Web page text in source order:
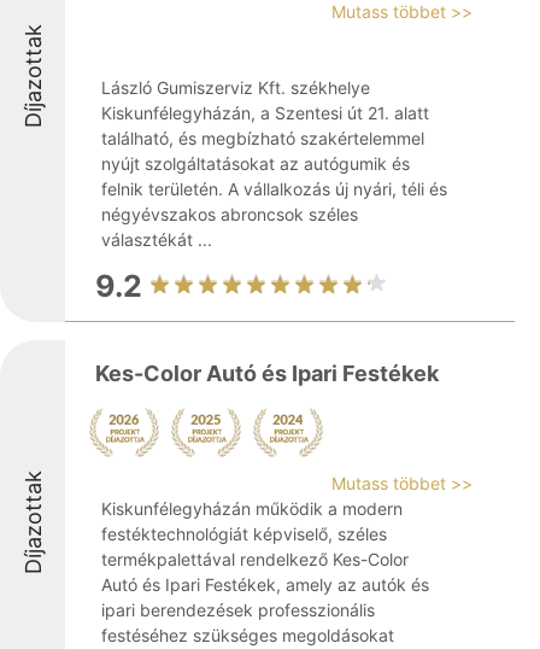
Díjazottak
Mutass többet >>
László Gumiszerviz Kft. székhelye
Kiskunfélegyházán, a Szentesi út 21. alatt
található, és megbízható szakértelemmel
nyújt szolgáltatásokat az autógumik és
felnik területén. A vállalkozás új nyári, téli és
négyévszakos abroncsok széles
választékát ...
9.2
Díjazottak
Kes-Color Autó és Ipari Festékek
Mutass többet >>
Kiskunfélegyházán működik a modern
festéktechnológiát képviselő, széles
termékpalettával rendelkező Kes-Color
Autó és Ipari Festékek, amely az autók és
ipari berendezések professzionális
festéséhez szükséges megoldásokat